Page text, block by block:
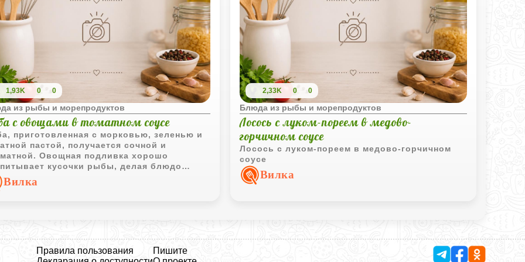
1,93K 0 0
из рыбы и морепродуктов
с овощами в томатном соусе
приготовленная с морковью, зеленью и
пастой, получается сочной и
Овощная подливка хорошо
кусочки рыбы, делая блюдо
и аппетитным.
Вилка
2,33K 0 0
Блюда из рыбы и морепродуктов
Лосось с луком-пореем в медово-
горчичном соусе
Лосось с луком-пореем в медово-горчичном
соусе
Вилка
Правила пользования
Пишите